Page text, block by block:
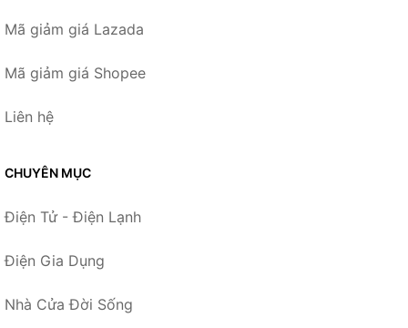
Mã giảm giá Lazada
Mã giảm giá Shopee
Liên hệ
CHUYÊN MỤC
Điện Tử - Điện Lạnh
Điện Gia Dụng
Nhà Cửa Đời Sống